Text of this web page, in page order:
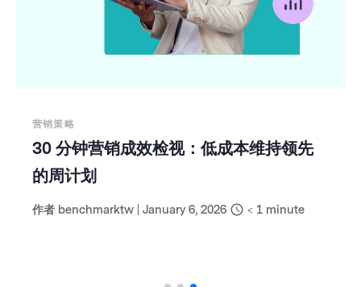
营销策略
30 分钟营销成效检视：低成本维持领先
的周计划
作者 benchmarktw January 6, 2026 < 1 minute